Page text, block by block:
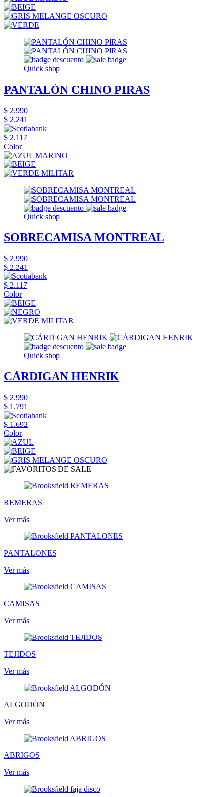
Quick shop
PANTALÓN CHINO PIRAS
$ 2.990
$ 2.241
$ 2.117
Color
Quick shop
SOBRECAMISA MONTREAL
$ 2.990
$ 2.241
$ 2.117
Color
Quick shop
CÁRDIGAN HENRIK
$ 2.990
$ 1.791
$ 1.692
Color
REMERAS
Ver más
PANTALONES
Ver más
CAMISAS
Ver más
TEJIDOS
Ver más
ALGODÓN
Ver más
ABRIGOS
Ver más